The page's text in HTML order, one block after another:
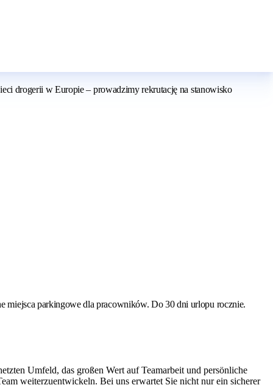
drogerii w Europie – prowadzimy rekrutację na stanowisko
miejsca parkingowe dla pracowników. Do 30 dni urlopu rocznie.
Umfeld, das großen Wert auf Teamarbeit und persönliche
weiterzuentwickeln. Bei uns erwartet Sie nicht nur ein sicherer